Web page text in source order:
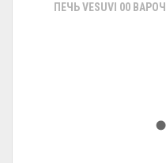
ПЕЧЬ VESUVI 00